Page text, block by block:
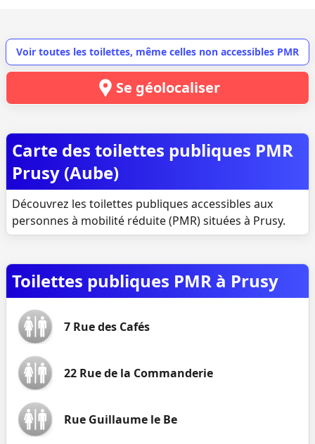
Voir toutes les toilettes, même celles non accessibles PMR
Se géolocaliser
Carte des toilettes publiques PMR
Prusy (Aube)
Découvrez les toilettes publiques accessibles aux
personnes à mobilité réduite (PMR) situées à Prusy.
Toilettes publiques PMR à Prusy
7 Rue des Cafés
22 Rue de la Commanderie
Rue Guillaume le Be